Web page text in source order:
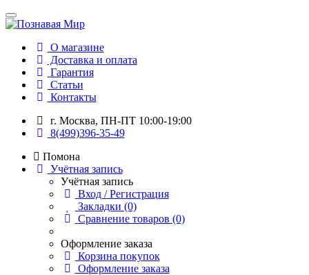
О магазине
Доставка и оплата
Гарантия
Статьи
Контакты
г. Москва, ПН-ПТ 10:00-19:00
8(499)396-35-49
Помона
Учётная запись
Учётная запись
Вход / Регистрация
Закладки (0)
Сравнение товаров (0)
Оформление заказа
Корзина покупок
Оформление заказа